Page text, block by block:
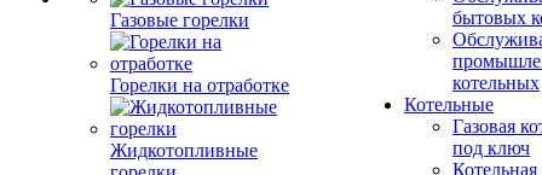
Газовые горелки
Горелки на отработке
Жидкотопливные
бытовых
котельных
Котельные
Газовая
под ключ